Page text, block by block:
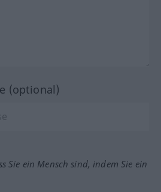
(optional)
Sie ein Mensch sind, indem Sie ein